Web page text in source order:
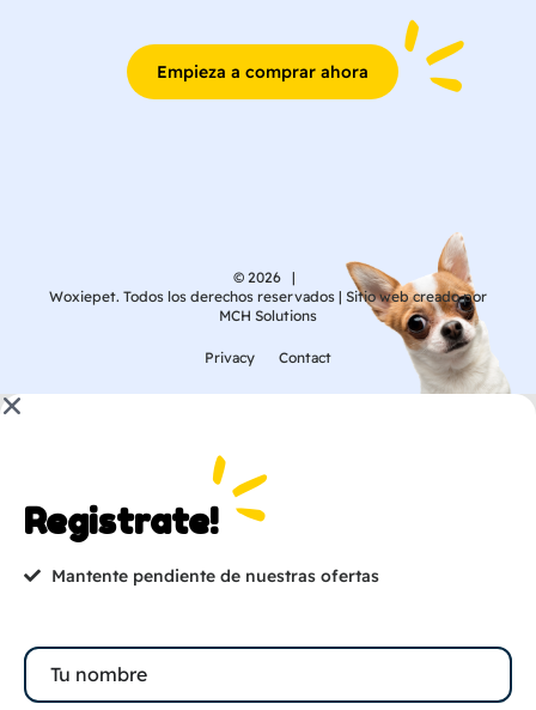
Empieza a comprar ahora
© 2026 |
Woxiepet. Todos los derechos reservados | Sitio web creado por
MCH Solutions
Privacy Contact
Registrate!
Mantente pendiente de nuestras ofertas